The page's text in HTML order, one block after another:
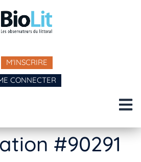
M'INSCRIRE
CONNECTER
#90291